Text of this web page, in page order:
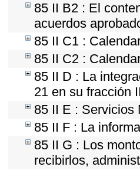
85 II B2 : El
acuerdos
85 II C1 :
85 II C2 :
85 II D : La
21 en su fracción
85 II E : Servicios
85 II F : La
85 II G : Los
recibirlos,